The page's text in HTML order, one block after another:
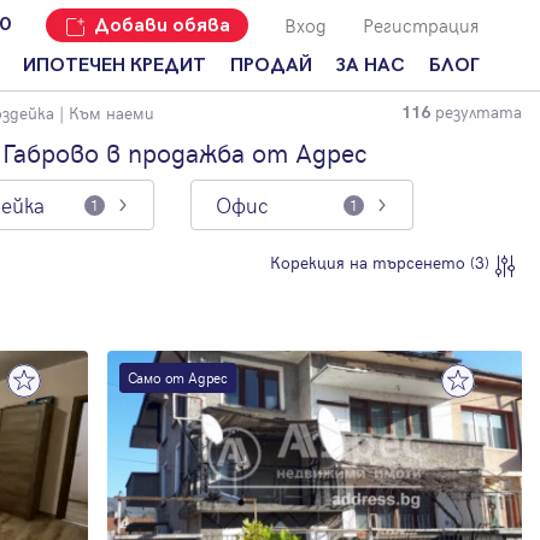
Добави обява Вход Регистрация
ИПОТЕЧЕН КРЕДИТ ПРОДАЙ
Защо да
продам
имот с
ЗА НАС
Наши офиси
Кариери
Кои сме ние?
Мениджмънт
Франчайз
Често
задавани
въпроси
БЛОГ
За продавачи
кредитиране
За
наематели
Анализ на
пазара
Новини
| Към наеми 116 резултата
в продажба от Адрес
1 Офис 1
Корекция на търсенето (3)
Само от Адрес